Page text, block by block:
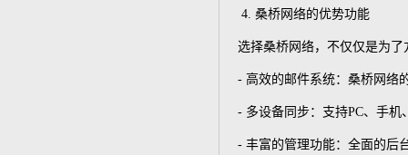
4. 桑桥网络的优势功能
选择桑桥网络，不仅仅是为
- 高效的邮件系统：桑桥网络
- 多设备同步：支持PC、手
- 丰富的管理功能：全面的后